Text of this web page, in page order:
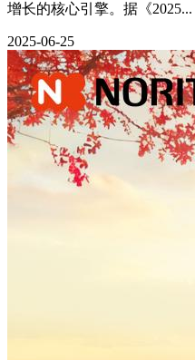
增长的核心引擎。据《2025...
2025-06-25